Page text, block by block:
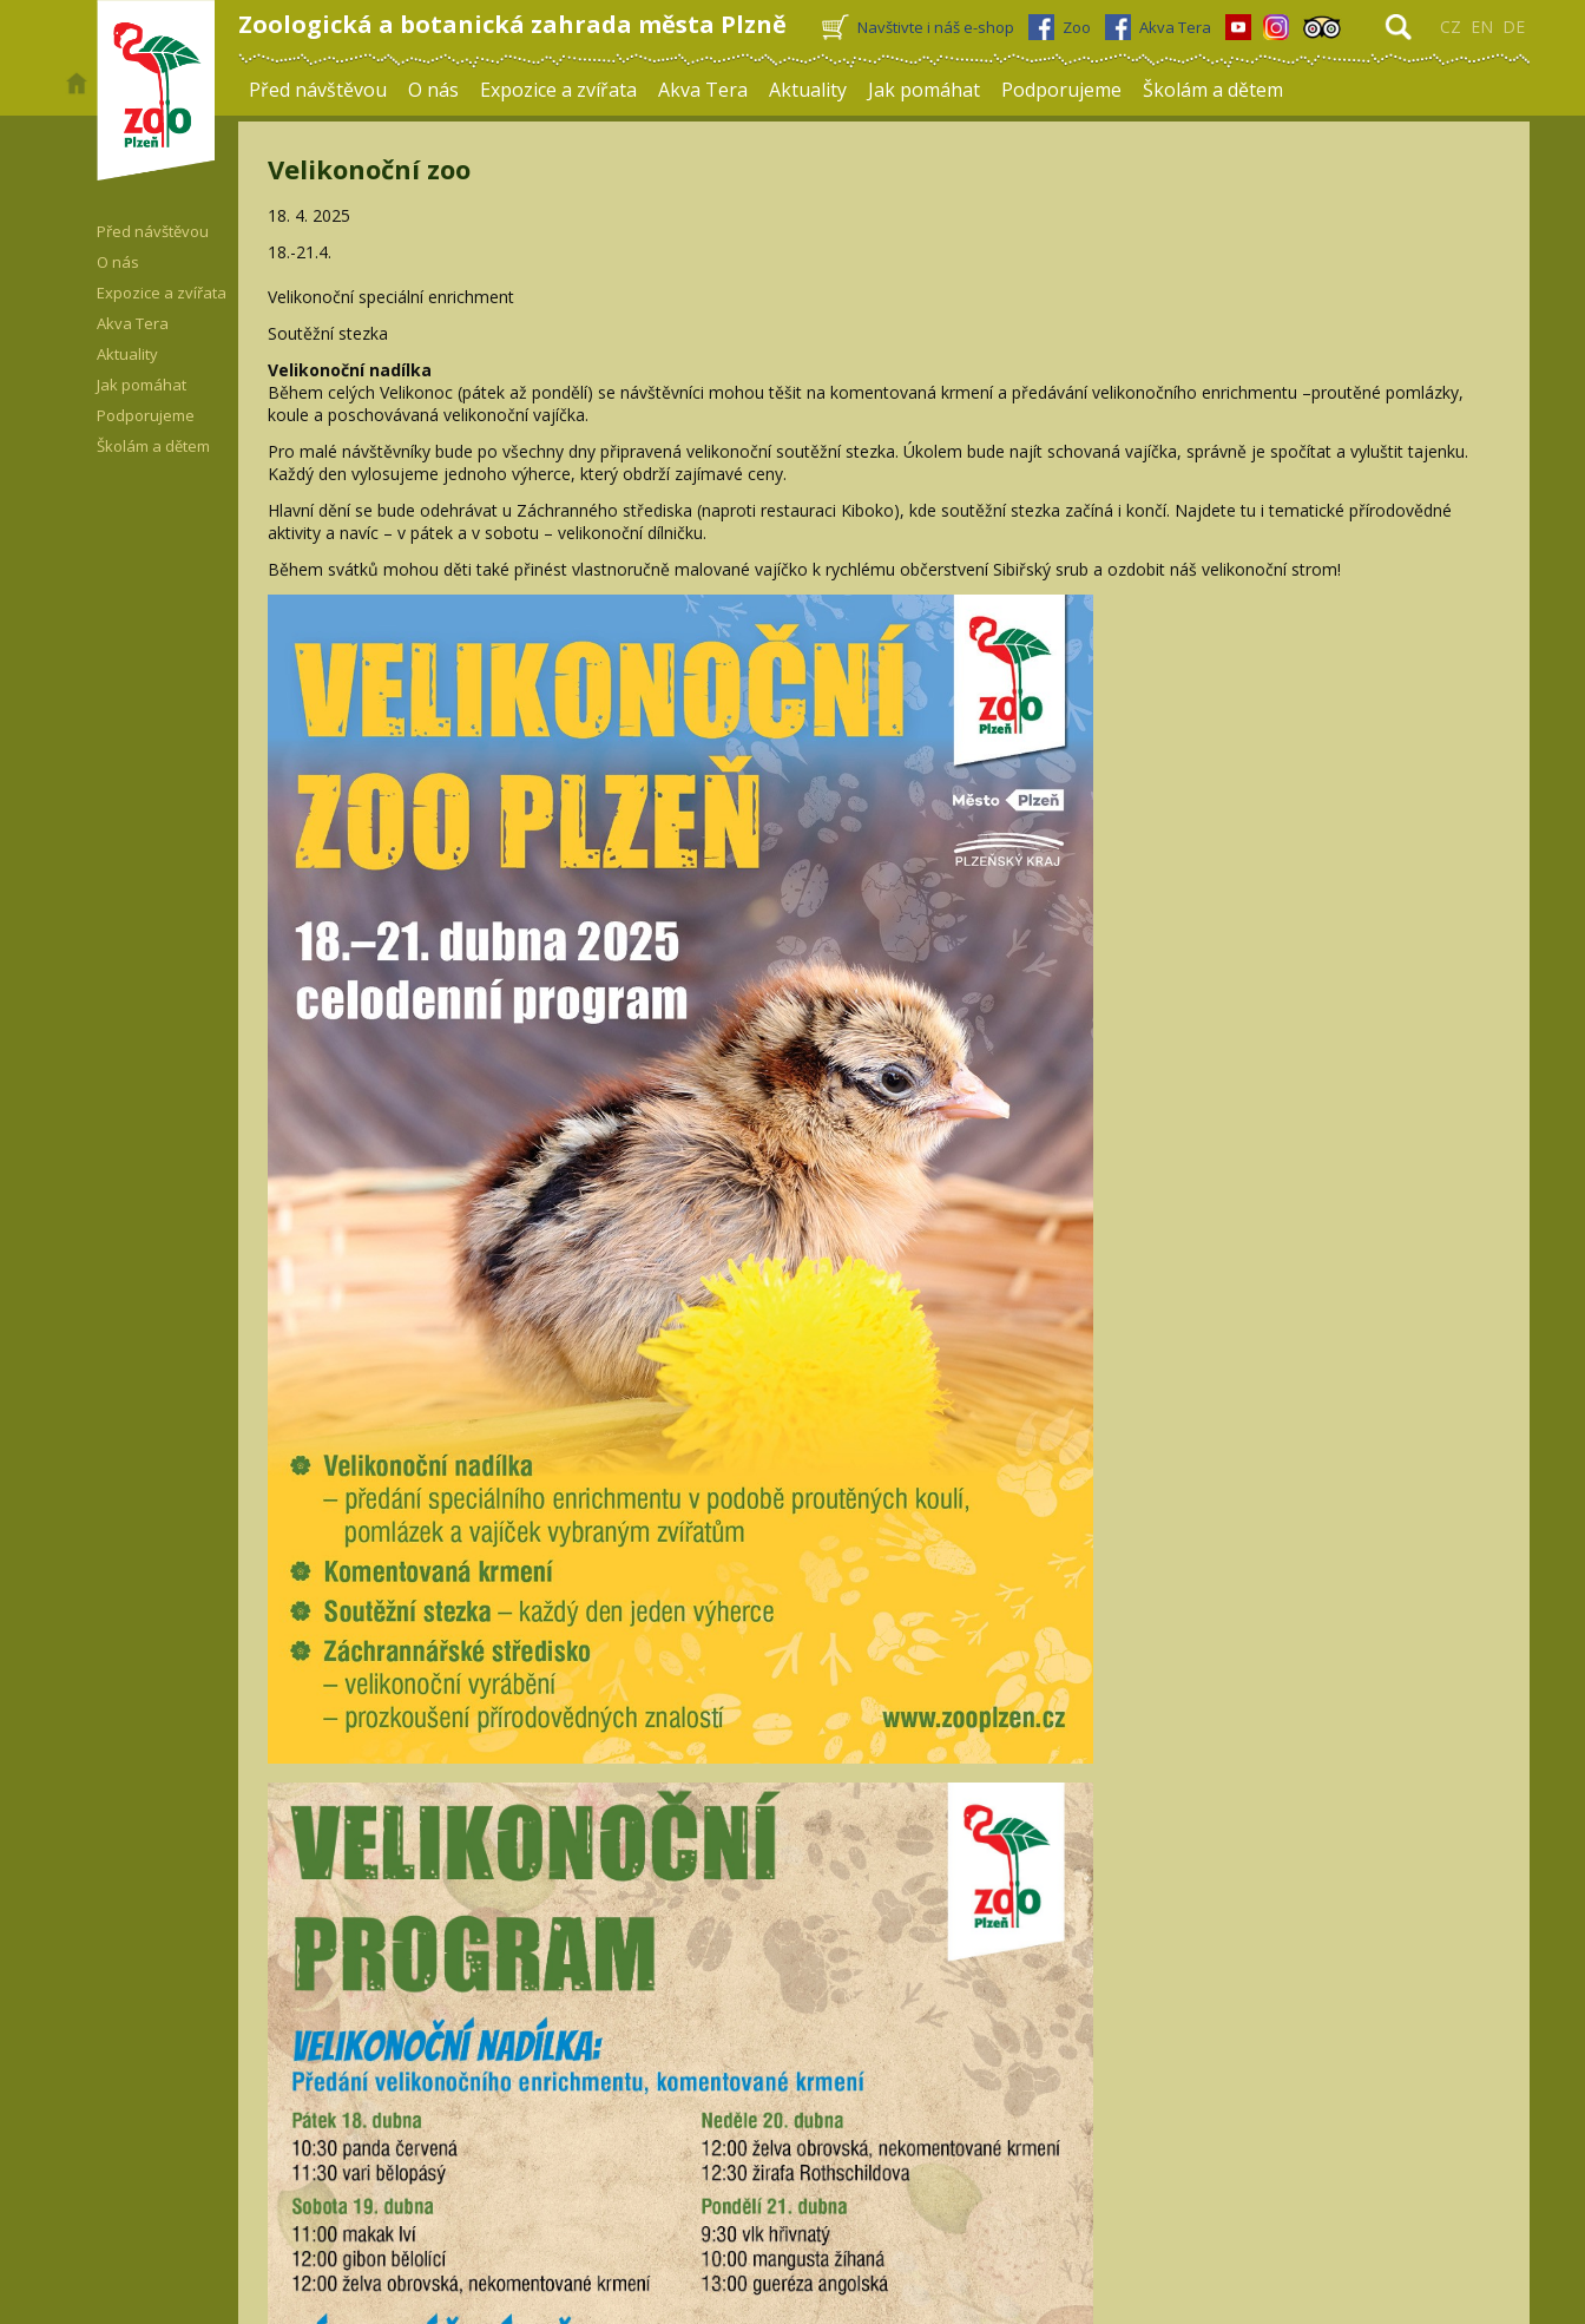
Zoologická a botanická zahrada města Plzně CZ EN DE
Navštivte i náš e-shop Zoo Akva Tera
Před návštěvou O nás Expozice a zvířata Akva Tera Aktuality Jak pomáhat Podporujeme Školám a dětem
Před návštěvou
O nás
Expozice a zvířata
Akva Tera
Aktuality
Jak pomáhat
Podporujeme
Školám a dětem
Velikonoční zoo
18. 4. 2025
18.-21.4.
Velikonoční speciální enrichment
Soutěžní stezka
Velikonoční nadílka
Během celých Velikonoc (pátek až pondělí) se návštěvníci mohou těšit na komentovaná krmení a předávání velikonočního enrichmentu –proutěné pomlázky,
koule a poschovávaná velikonoční vajíčka.
Pro malé návštěvníky bude po všechny dny připravená velikonoční soutěžní stezka. Úkolem bude najít schovaná vajíčka, správně je spočítat a vyluštit tajenku.
Každý den vylosujeme jednoho výherce, který obdrží zajímavé ceny.
Hlavní dění se bude odehrávat u Záchranného střediska (naproti restauraci Kiboko), kde soutěžní stezka začíná i končí. Najdete tu i tematické přírodovědné
aktivity a navíc – v pátek a v sobotu – velikonoční dílničku.
Během svátků mohou děti také přinést vlastnoručně malované vajíčko k rychlému občerstvení Sibiřský srub a ozdobit náš velikonoční strom!